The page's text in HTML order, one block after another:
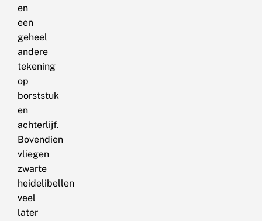
en
een
geheel
andere
tekening
op
borststuk
en
achterlijf.
Bovendien
vliegen
zwarte
heidelibellen
veel
later